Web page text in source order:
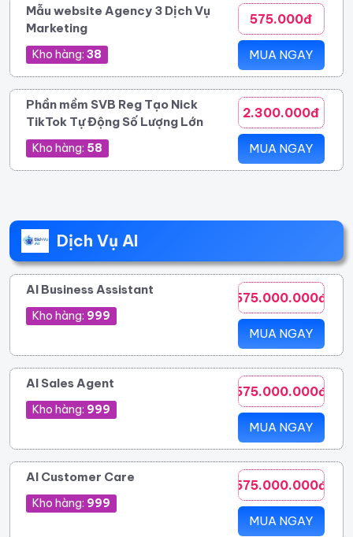
Mẫu website Agency 3 Dịch Vụ
Marketing
Kho hàng: 38
575.000đ
MUA NGAY
Phần mềm SVB Reg Tạo Nick
TikTok Tự Động Số Lượng Lớn
Kho hàng: 58
2.300.000đ
MUA NGAY
Dịch Vụ AI
AI Business Assistant
Kho hàng: 999
575.000.000đ
MUA NGAY
AI Sales Agent
Kho hàng: 999
575.000.000đ
MUA NGAY
AI Customer Care
Kho hàng: 999
575.000.000đ
MUA NGAY